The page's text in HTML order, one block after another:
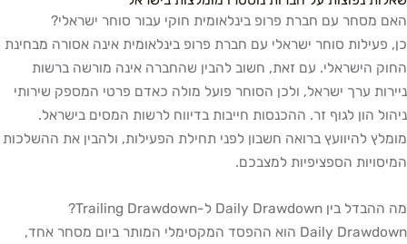
האם מסחר עם חברת פרופ בינלאומית חוקי עבור סוחר ישראלי?
כן, פעילות סוחר ישראלי עם חברת פרופ בינלאומית אינה אסורה מבחינת
החוק הישראלי. עם זאת, חשוב להבין שהחברה אינה מורשה ברשות
ניירות ערך ישראל, ולכן הסוחר פועל מולה כאדם פרטי המספק שירותי
ניהול הון לגוף זר. ההכנסות חייבות בדיווח לרשות המסים בישראל.
מומלץ להיוועץ ברואה חשבון לפני תחילת הפעילות, ולהבין את ההשלכות
המיסויות הספציפיות למצבכם.
מה ההבדל בין Daily Drawdown ל-Trailing Drawdown?
Daily Drawdown הוא ההפסד המקסימלי המותר ביום מסחר אחד,